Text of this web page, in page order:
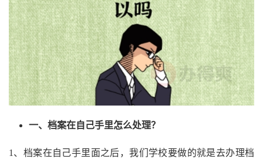
一、档案在自己手里怎么处理？
1、档案在自己手里面之后，我们学校要做的就是去办理档